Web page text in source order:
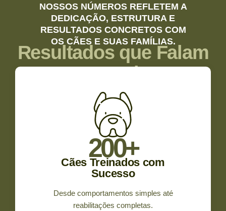
NOSSOS NÚMEROS REFLETEM A
DEDICAÇÃO, ESTRUTURA E
RESULTADOS CONCRETOS COM
OS CÃES E SUAS FAMÍLIAS.
Resultados que Falam
por Si
200+
Cães Treinados com
Sucesso
Desde comportamentos simples até
reabilitações completas.